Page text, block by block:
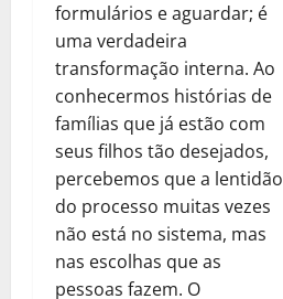
formulários e aguardar; é
uma verdadeira
transformação interna. Ao
conhecermos histórias de
famílias que já estão com
seus filhos tão desejados,
percebemos que a lentidão
do processo muitas vezes
não está no sistema, mas
nas escolhas que as
pessoas fazem. O